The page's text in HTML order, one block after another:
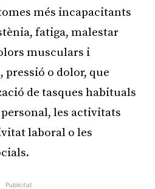
més incapacitants
fatiga, malestar
musculars i
o dolor, que
de tasques habituals
les activitats
laboral o les
Publicitat